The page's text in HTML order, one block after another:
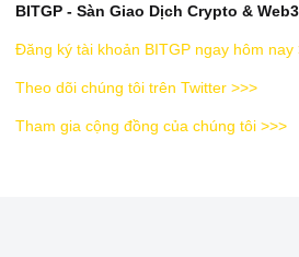
BITGP - Sàn Giao Dịch Crypto &
Đăng ký tài khoản BITGP ngay hôm nay
Theo dõi chúng tôi trên Twitter >>>
Tham gia cộng đồng của chúng tôi >>>